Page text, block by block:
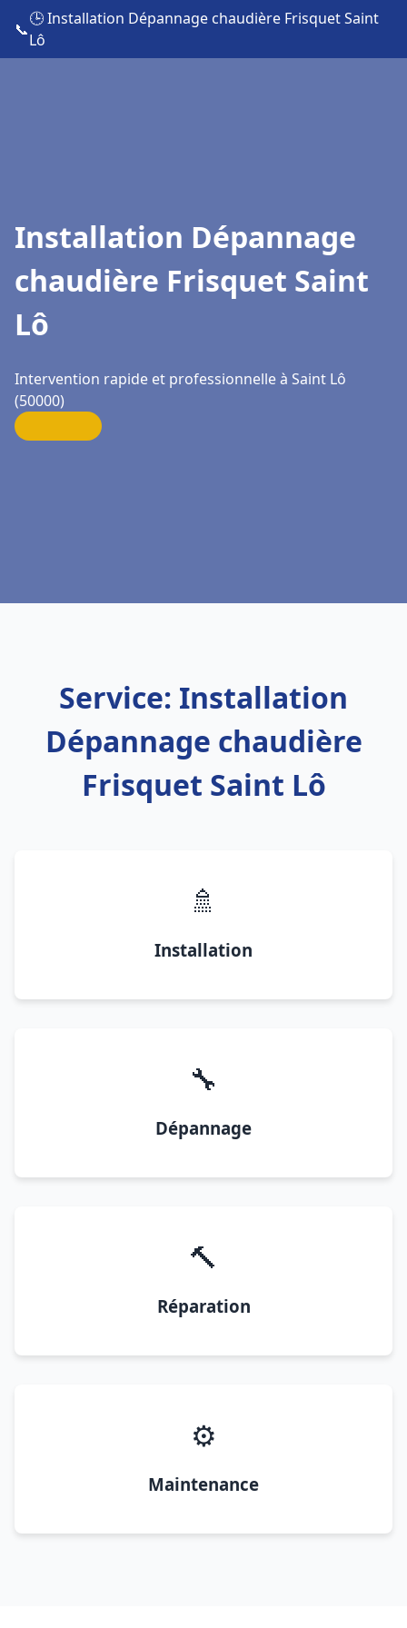
📞
🕒 Installation Dépannage chaudière Frisquet Saint
Lô
Installation Dépannage
chaudière Frisquet Saint
Lô
Intervention rapide et professionnelle à Saint Lô
(50000)
Service: Installation
Dépannage chaudière
Frisquet Saint Lô
🚿
Installation
🔧
Dépannage
🔨
Réparation
⚙️
Maintenance